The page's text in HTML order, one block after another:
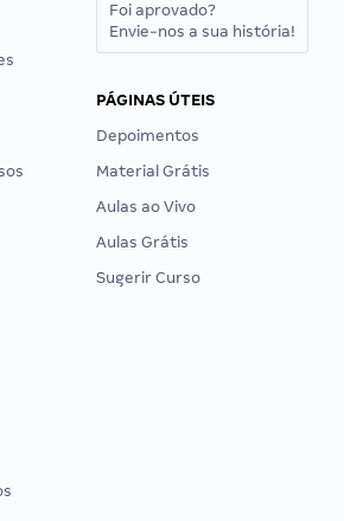
Foi aprovado?
Envie-nos a sua história!
PÁGINAS ÚTEIS
Depoimentos
Material Grátis
Aulas ao Vivo
Aulas Grátis
Sugerir Curso